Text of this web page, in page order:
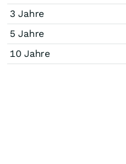
3 Jahre
5 Jahre
10 Jahre